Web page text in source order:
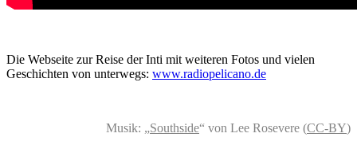
Die Webseite zur Reise der Inti mit weiteren Fotos und vielen
Geschichten von unterwegs: www.radiopelicano.de
Musik: „Southside“ von Lee Rosevere (CC-BY)